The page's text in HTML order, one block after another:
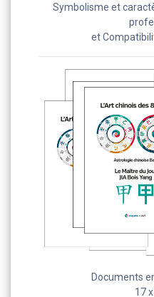
Symbolisme et
et
Documents
17